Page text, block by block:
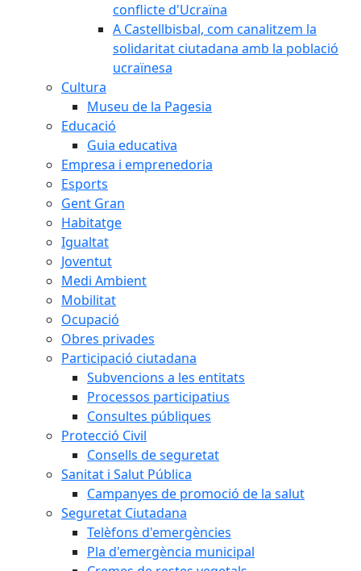
conflicte d'Ucraïna
A Castellbisbal, com canalitzem la
solidaritat ciutadana amb la població
ucraïnesa
Cultura
Museu de la Pagesia
Educació
Guia educativa
Empresa i emprenedoria
Esports
Gent Gran
Habitatge
Igualtat
Joventut
Medi Ambient
Mobilitat
Ocupació
Obres privades
Participació ciutadana
Subvencions a les entitats
Processos participatius
Consultes públiques
Protecció Civil
Consells de seguretat
Sanitat i Salut Pública
Campanyes de promoció de la salut
Seguretat Ciutadana
Telèfons d'emergències
Pla d'emergència municipal